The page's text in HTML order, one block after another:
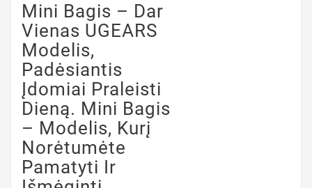
Mini Bagis – Dar
Vienas UGEARS
Modelis,
Padėsiantis
Įdomiai Praleisti
Dieną. Mini Bagis
– Modelis, Kurį
Norėtumėte
Pamatyti Ir